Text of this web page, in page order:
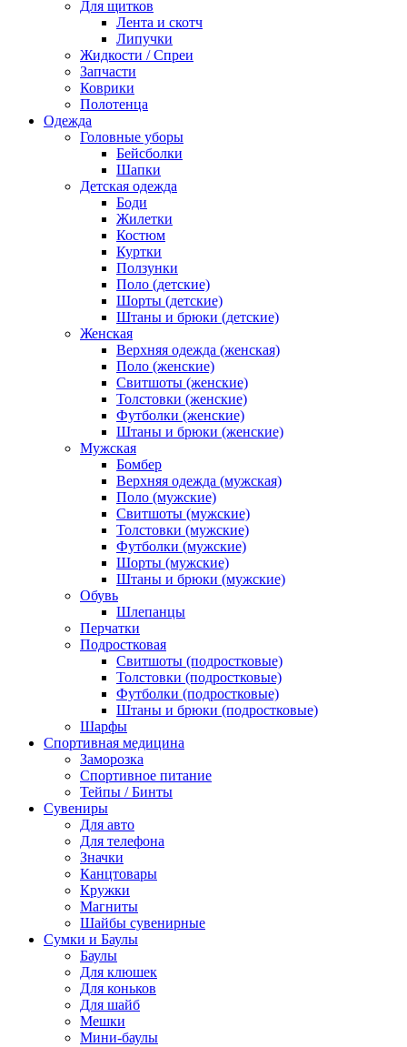
Для щитков
Лента и скотч
Липучки
Жидкости / Спреи
Запчасти
Коврики
Полотенца
Одежда
Головные уборы
Бейсболки
Шапки
Детская одежда
Боди
Жилетки
Костюм
Куртки
Ползунки
Поло (детские)
Шорты (детские)
Штаны и брюки (детские)
Женская
Верхняя одежда (женская)
Поло (женские)
Свитшоты (женские)
Толстовки (женские)
Футболки (женские)
Штаны и брюки (женские)
Мужская
Бомбер
Верхняя одежда (мужская)
Поло (мужские)
Свитшоты (мужские)
Толстовки (мужские)
Футболки (мужские)
Шорты (мужские)
Штаны и брюки (мужские)
Обувь
Шлепанцы
Перчатки
Подростковая
Свитшоты (подростковые)
Толстовки (подростковые)
Футболки (подростковые)
Штаны и брюки (подростковые)
Шарфы
Спортивная медицина
Заморозка
Спортивное питание
Тейпы / Бинты
Сувениры
Для авто
Для телефона
Значки
Канцтовары
Кружки
Магниты
Шайбы сувенирные
Сумки и Баулы
Баулы
Для клюшек
Для коньков
Для шайб
Мешки
Мини-баулы